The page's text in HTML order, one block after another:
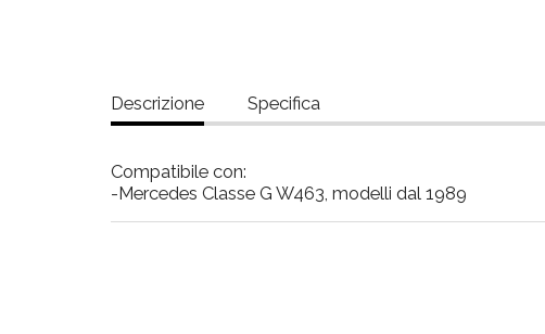
Descrizione Specifica
Compatibile con:
-Mercedes Classe G W463, modelli dal 1989